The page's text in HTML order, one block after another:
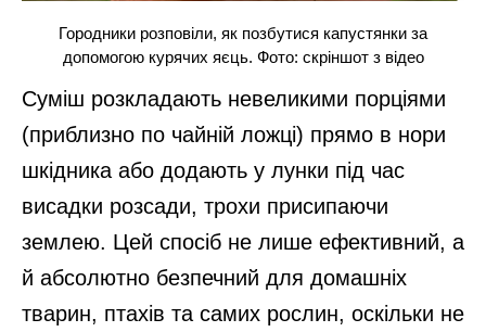
Городники розповіли, як позбутися капустянки за
допомогою курячих яєць. Фото: скріншот з відео
Суміш розкладають невеликими порціями
(приблизно по чайній ложці) прямо в нори
шкідника або додають у лунки під час
висадки розсади, трохи присипаючи
землею. Цей спосіб не лише ефективний, а
й абсолютно безпечний для домашніх
тварин, птахів та самих рослин, оскільки не